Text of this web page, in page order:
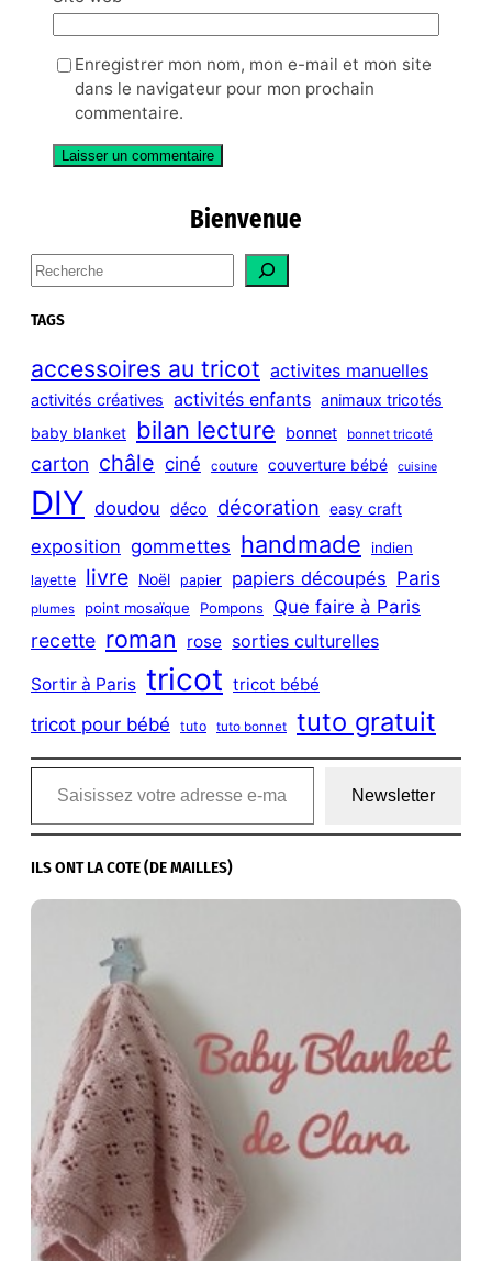
Enregistrer mon nom, mon e-mail et mon site
dans le navigateur pour mon prochain
commentaire.
Bienvenue
S
e
a
c
h
TAGS
accessoires au tricot activites manuelles
activités créatives activités enfants animaux tricotés
baby blanket bilan lecture bonnet bonnet tricoté
carton châle ciné couture couverture bébé cuisine
DIY doudou déco décoration easy craft
exposition gommettes handmade indien
layette livre Noël papier papiers découpés Paris
plumes point mosaïque Pompons Que faire à Paris
recette roman rose sorties culturelles
Sortir à Paris tricot tricot bébé
tricot pour bébé tuto tuto bonnet tuto gratuit
Saisissez votre adresse e-mail…
Newsletter
ILS ONT LA COTE (DE MAILLES)